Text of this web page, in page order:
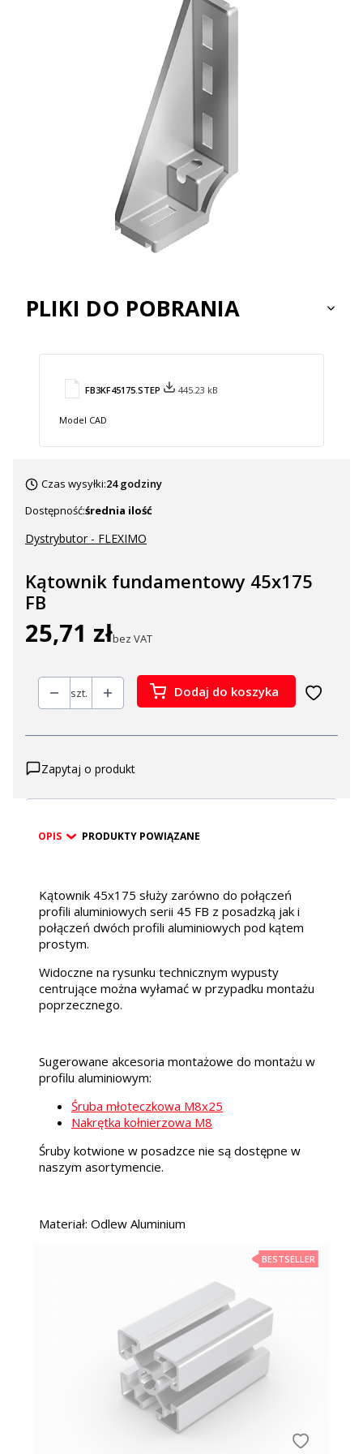
PLIKI DO POBRANIA
FB3KF45175.STEP 445.23 kB
Model CAD
Czas wysyłki:24 godziny
Dostępność:średnia ilość
Dystrybutor - FLEXIMO
Kątownik fundamentowy 45x175
FB
Cena
25,71 złbez VAT
szt. Dodaj do koszyka
Zapytaj o produkt
OPIS PRODUKTY POWIĄZANE
Kątownik 45x175 służy zarówno do połączeń
profili aluminiowych serii 45 FB z posadzką jak i
połączeń dwóch profili aluminiowych pod kątem
prostym.
Widoczne na rysunku technicznym wypusty
centrujące można wyłamać w przypadku montażu
poprzecznego.
Sugerowane akcesoria montażowe do montażu w
profilu aluminiowym:
Śruba młoteczkowa M8x25
Nakrętka kołnierzowa M8
Śruby kotwione w posadzce nie są dostępne w
naszym asortymencie.
Materiał: Odlew Aluminium
BESTSELLER